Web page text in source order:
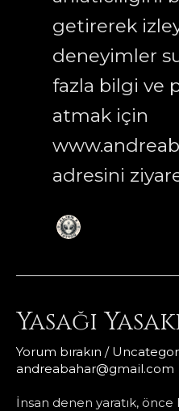
getirerek
deneyimler
fazla bilgi ve
atmak için
adresini
Yasağı
Yorum bırakın /
andreabahar@gmail.com
İnsan denen yaratık,